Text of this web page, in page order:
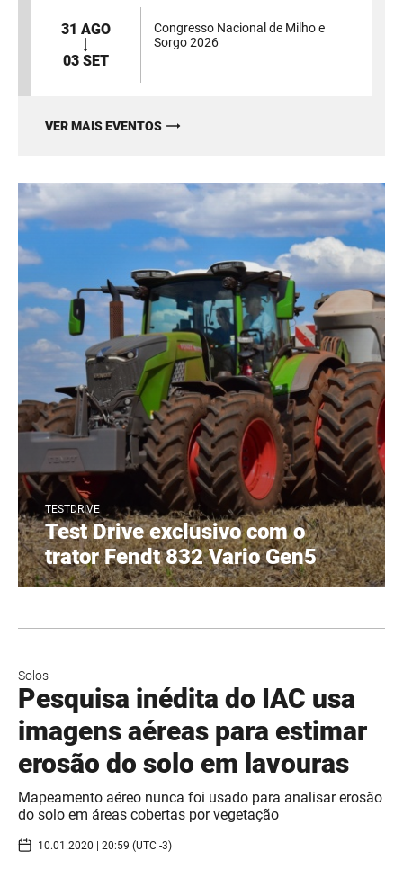
31 AGO
03 SET
Congresso Nacional de Milho e
Sorgo 2026
VER MAIS EVENTOS
TESTDRIVE
Test Drive exclusivo com o
trator Fendt 832 Vario Gen5
Solos
Pesquisa inédita do IAC usa
imagens aéreas para estimar
erosão do solo em lavouras
Mapeamento aéreo nunca foi usado para analisar erosão
do solo em áreas cobertas por vegetação
10.01.2020 | 20:59 (UTC -3)